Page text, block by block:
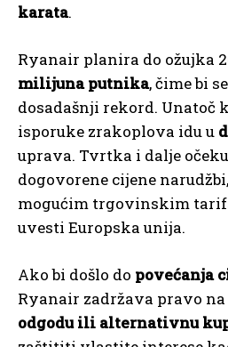
karata.
Ryanair planira do ožujka
milijuna putnika, čime bi
dosadašnji rekord. Unatoč
isporuke zrakoplova idu u
uprava. Tvrtka i dalje
dogovorene cijene
mogućim trgovinskim
uvesti Europska unija.
Ako bi došlo do povećanja
Ryanair zadržava pravo na
odgodu ili alternativnu